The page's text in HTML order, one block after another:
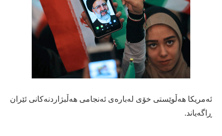
ئەمریكا هەڵوێستی خۆی لەبارەی ئەنجامی هەڵبژاردنەكانی ئێران
ڕاگەیاند.